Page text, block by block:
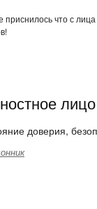
приснилось что с
доверия,